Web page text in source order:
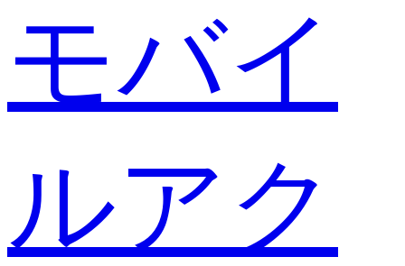
モバイ
ルアク